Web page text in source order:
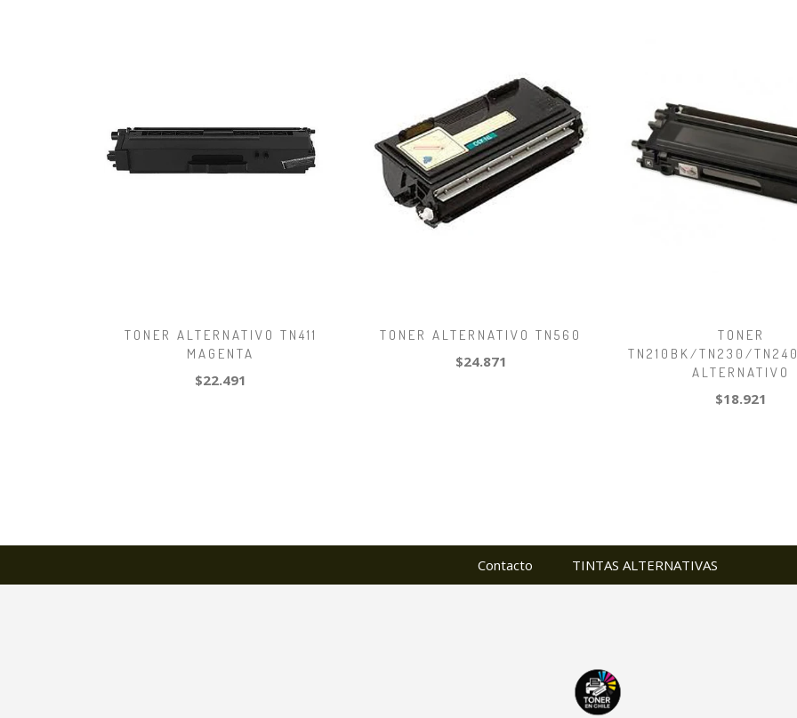
TONER ALTERNATIVO TN411
MAGENTA
$22.491
TONER ALTERNATIVO TN560
$24.871
TONER
TN210BK/TN230/
ALTERNATIVO
$18.921
Contacto TINTAS ALTERNATIVAS